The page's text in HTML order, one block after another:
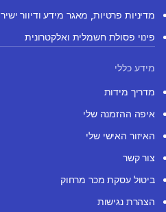
מדיניות פרטיות, מאגר מידע ודיוור ישיר
פינוי פסולת חשמלית ואלקטרונית
מידע כללי
מדריך מידות
איפה ההזמנה שלי
האיזור האישי שלי
צור קשר
ביטול עסקת מכר מרחוק
הצהרת נגישות